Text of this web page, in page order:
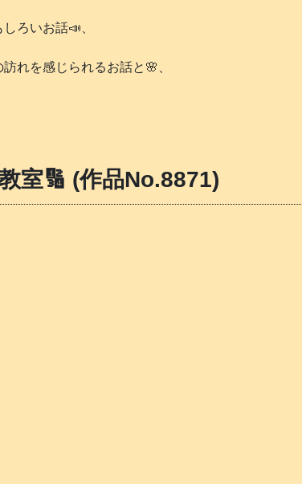
ろいお話📣、
れを感じられるお話と🌸、
室🔢 (作品No.8871)